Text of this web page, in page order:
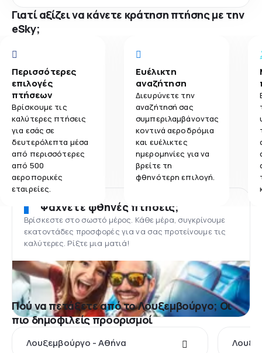
Γιατί αξίζει να κάνετε κράτηση πτήσης με την
eSky;
Περισσότερες
επιλογές
πτήσεων
Βρίσκουμε τις
καλύτερες πτήσεις
για εσάς σε
δευτερόλεπτα μέσα
από περισσότερες
από 500
αεροπορικές
εταιρείες.
Ευέλικτη
αναζήτηση
Διευρύνετε την
αναζήτησή σας
συμπεριλαμβάνοντας
κοντινά αεροδρόμια
και ευέλικτες
ημερομηνίες για να
βρείτε τη
φθηνότερη επιλογή.
Ψάχνετε φθηνές πτήσεις;
Βρίσκεστε στο σωστό μέρος. Κάθε μέρα, συγκρίνουμε
εκατοντάδες προσφορές για να σας προτείνουμε τις
καλύτερες. Ρίξτε μια ματιά!
Πού να πετάξετε από το Λουξεμβούργο; Οι
πιο δημοφιλείς προορισμοί
Λουξεμβούργο - Αθήνα